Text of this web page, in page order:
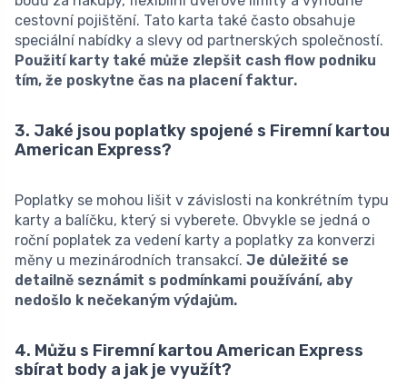
cestovní pojištění. Tato karta také často obsahuje
speciální nabídky a slevy od partnerských společností.
Použití karty také může zlepšit cash flow podniku
tím, že poskytne čas na placení faktur.
3. Jaké jsou poplatky spojené s Firemní kartou
American Express?
Poplatky se mohou lišit v závislosti na konkrétním typu
karty a balíčku, který si vyberete. Obvykle se jedná o
roční poplatek za vedení karty a poplatky za konverzi
měny u mezinárodních transakcí. Je důležité se
detailně seznámit s podmínkami používání, aby
nedošlo k nečekaným výdajům.
4. Můžu s Firemní kartou American Express
sbírat body a jak je využít?